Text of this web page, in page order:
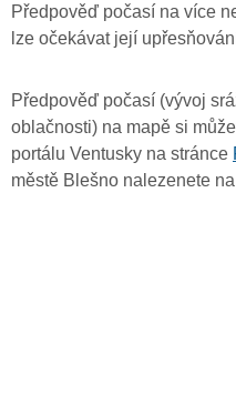
Předpověď počasí na více
lze očekávat její
Předpověď počasí (vývoj
oblačnosti) na mapě si
portálu Ventusky na stránce
městě Blešno nalezenete